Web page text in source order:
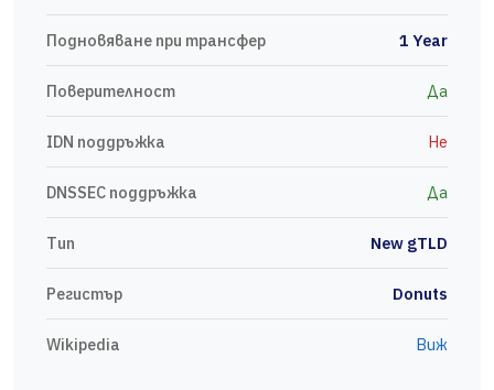
Подновяване при трансфер 1 Year
Поверителност Да
IDN поддръжка Не
DNSSEC поддръжка Да
Тип New gTLD
Регистър Donuts
Wikipedia Виж